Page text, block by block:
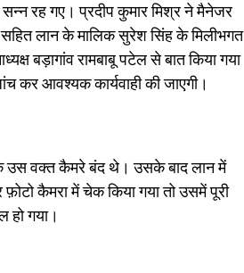
रह गए। प्रदीप कुमार मिश्र ने मैनेजर
लान के मालिक सुरेश सिंह के मिलीभगत
बड़ागांव रामबाबू पटेल से बात किया गया
कर आवश्यक कार्यवाही की जाएगी।
उस वक्त कैमरे बंद थे। उसके बाद लान में
कैमरा में चेक किया गया तो उसमें पूरी
हो गया।